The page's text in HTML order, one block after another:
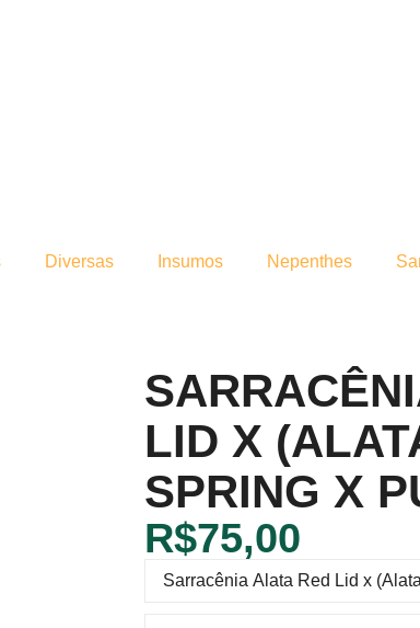
Diversas Insumos Nepenthes
LID X
SPRING X
R$75,00